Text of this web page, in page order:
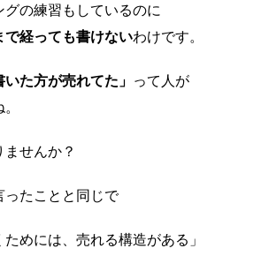
の練習もしているのに
経っても書けないわけです。
いた方が売れてた」 って人が
せんか？
ったことと同じで
ためには、売れる構造がある」